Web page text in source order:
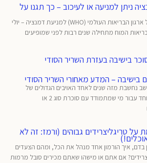
ניתן למניעה או לעיכוב – כך תגנו על
עדכון ההנחיות הרשמי של ארגון הבריאות העולמי (WHO) למניעת דמנציה – יולי
המוח מתחילה שנים רבות לפני שמופיעים
בישיבה – המדע מאחורי השריר הסודי
מזה שנים לאחד האויבים הגדולים של
הבריאות המטבולית, במיוחד עבור מי שמתמודד עם סוכרת סוג 2 או
טריגליצרידים גבוהים (ורמז: זה לא
איך הורמון אחד מנהל את הכל, ומהם הצעדים
אם אתם או מישהו שאתם מכירים סובל מרמות